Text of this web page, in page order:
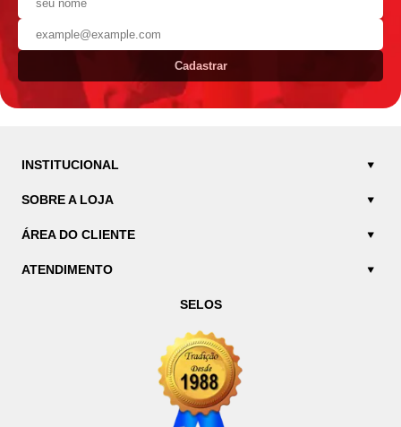
Cadastrar
INSTITUCIONAL
SOBRE A LOJA
ÁREA DO CLIENTE
ATENDIMENTO
SELOS